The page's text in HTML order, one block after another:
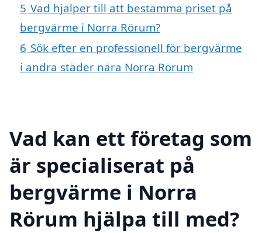
5 Vad hjälper till att bestämma priset på
bergvärme i Norra Rörum?
6 Sök efter en professionell för bergvärme
i andra städer nära Norra Rörum
Vad kan ett företag som
är specialiserat på
bergvärme i Norra
Rörum hjälpa till med?